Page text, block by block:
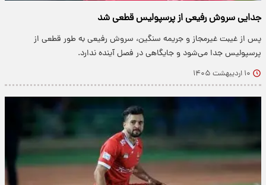
جدایی سروش رفیعی از پرسپولیس قطعی شد
پس از غیبت غیرمجاز و جریمه سنگین، سروش رفیعی به طور قطعی از
پرسپولیس جدا می‌شود و جایگاهی در فصل آینده ندارد.
۱۰ اردیبهشت ۱۴۰۵